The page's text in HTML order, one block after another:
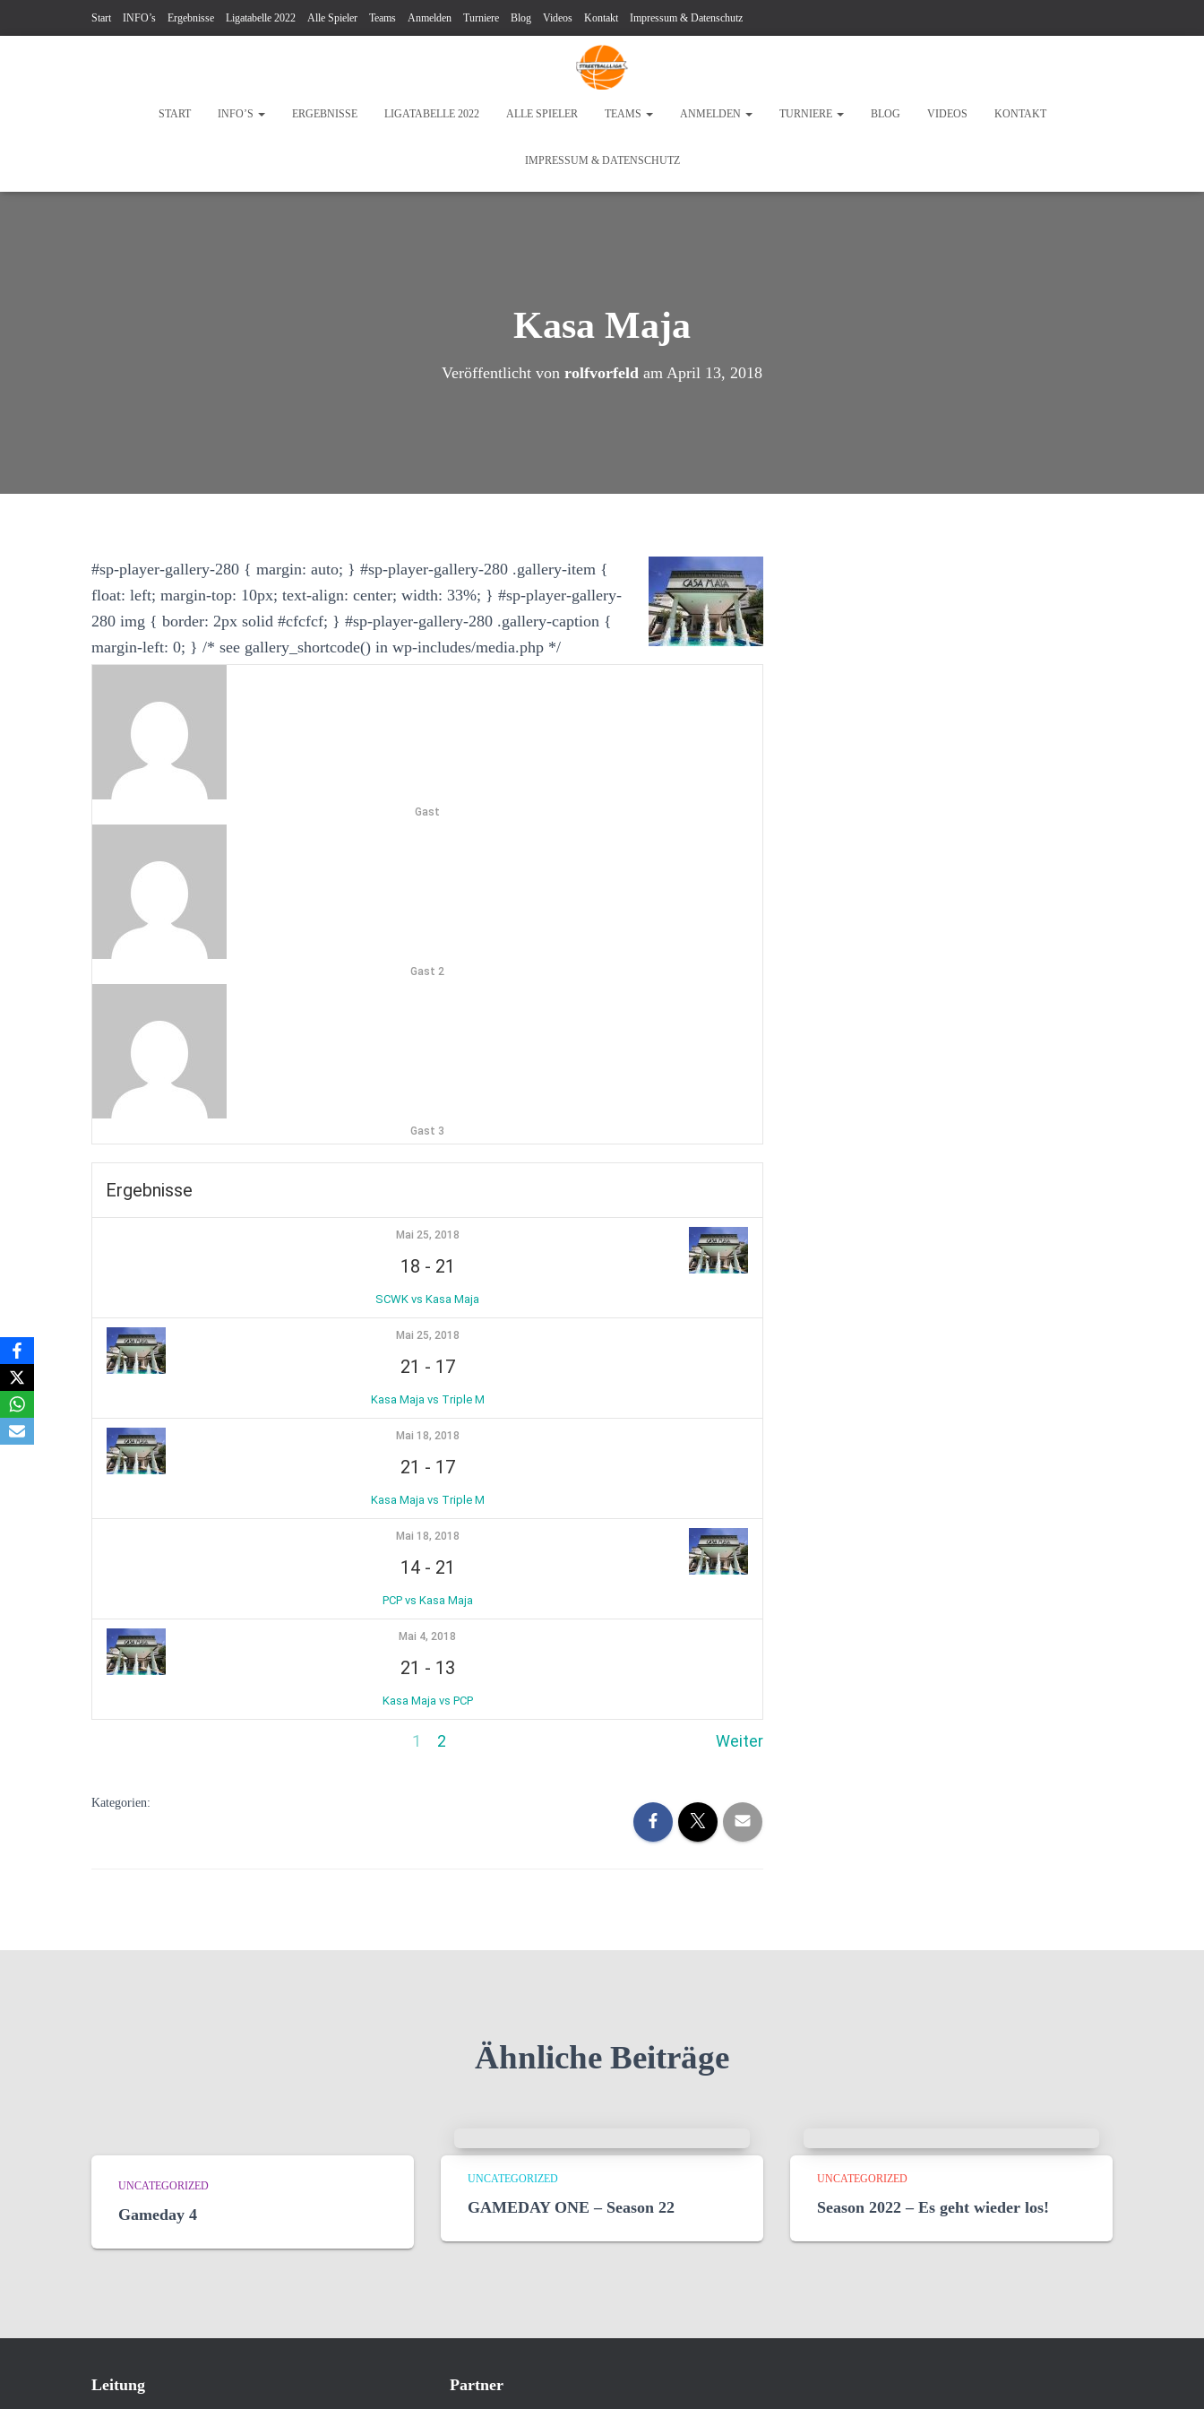
Start INFO’s Ergebnisse Ligatabelle 2022 Alle Spieler Teams Anmelden Turniere Blog Videos Kontakt Impressum & Datenschutz
START INFO’S ERGEBNISSE LIGATABELLE 2022 ALLE SPIELER TEAMS ANMELDEN TURNIERE BLOG VIDEOS KONTAKT
IMPRESSUM & DATENSCHUTZ
Kasa Maja
Veröffentlicht von rolfvorfeld am April 13, 2018
#sp-player-gallery-280 { margin: auto; } #sp-player-gallery-280 .gallery-item {
float: left; margin-top: 10px; text-align: center; width: 33%; } #sp-player-gallery-
280 img { border: 2px solid #cfcfcf; } #sp-player-gallery-280 .gallery-caption {
margin-left: 0; } /* see gallery_shortcode() in wp-includes/media.php */
Gast
Gast 2
Gast 3
Ergebnisse
Mai 25, 2018
18 - 21
SCWK vs Kasa Maja
Mai 25, 2018
21 - 17
Kasa Maja vs Triple M
Mai 18, 2018
21 - 17
Kasa Maja vs Triple M
Mai 18, 2018
14- 21
PCP vs Kasa Maja
Mai 4, 2018
21 - 13
Kasa Maja vs PCP
1 2 Weiter
Kategorien:
Ähnliche Beiträge
UNCATEGORIZED
Gameday 4
UNCATEGORIZED
GAMEDAY ONE – Season 22
UNCATEGORIZED
Season 2022 – Es geht wieder los!
Leitung Partner